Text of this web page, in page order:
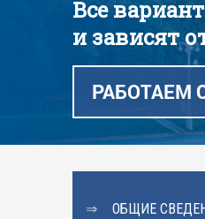
Все
и зависят
РАБОТАЕМ
ОБЩИЕ